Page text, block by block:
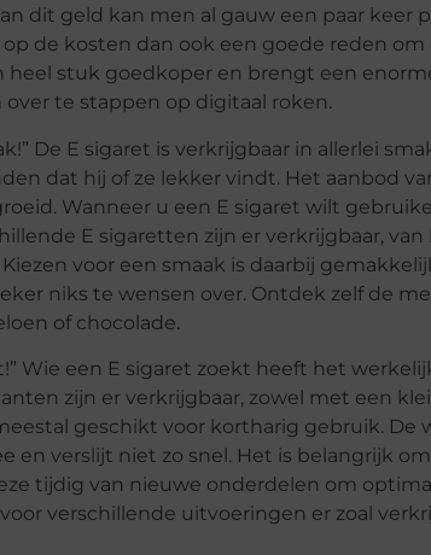
dit geld kan men al gauw een paar keer
de kosten dan ook een goede reden om
heel stuk goedkoper en brengt een
over te stappen op digitaal roken.
De E sigaret is verkrijgbaar in allerlei
dat hij of ze lekker vindt. Het aanbod
Wanneer u een E sigaret wilt
E sigaretten zijn er verkrijgbaar,
voor een smaak is daarbij
niks te wensen over. Ontdek zelf de
of chocolade.
Wie een E sigaret zoekt heeft het
zijn er verkrijgbaar, zowel met een
geschikt voor kortharig gebruik. De
en verslijt niet zo snel. Het is belangrijk
tijdig van nieuwe onderdelen om
verschillende uitvoeringen er zoal